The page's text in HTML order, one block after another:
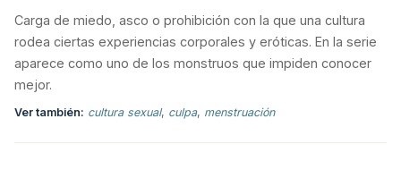
Carga de miedo, asco o prohibición con la que una cultura
rodea ciertas experiencias corporales y eróticas. En la serie
aparece como uno de los monstruos que impiden conocer
mejor.
Ver también: cultura sexual, culpa, menstruación